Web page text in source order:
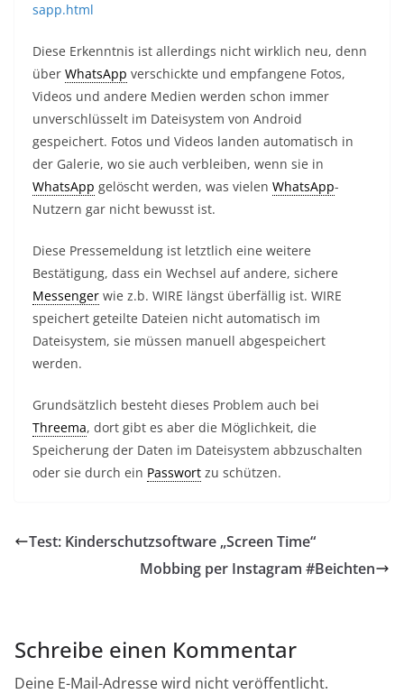
sapp.html
Diese Erkenntnis ist allerdings nicht wirklich neu, denn
über WhatsApp verschickte und empfangene Fotos,
Videos und andere Medien werden schon immer
unverschlüsselt im Dateisystem von Android
gespeichert. Fotos und Videos landen automatisch in
der Galerie, wo sie auch verbleiben, wenn sie in
WhatsApp gelöscht werden, was vielen WhatsApp-
Nutzern gar nicht bewusst ist.
Diese Pressemeldung ist letztlich eine weitere
Bestätigung, dass ein Wechsel auf andere, sichere
Messenger wie z.b. WIRE längst überfällig ist. WIRE
speichert geteilte Dateien nicht automatisch im
Dateisystem, sie müssen manuell abgespeichert
werden.
Grundsätzlich besteht dieses Problem auch bei
Threema, dort gibt es aber die Möglichkeit, die
Speicherung der Daten im Dateisystem abbzuschalten
oder sie durch ein Passwort zu schützen.
Test: Kinderschutzsoftware „Screen Time“
Mobbing per Instagram #Beichten
Schreibe einen Kommentar
Deine E-Mail-Adresse wird nicht veröffentlicht.